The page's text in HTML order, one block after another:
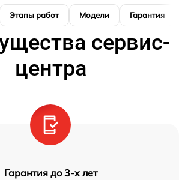
Этапы работ Модели Гарантия
сервис-
центра
Гарантия до 3-х лет